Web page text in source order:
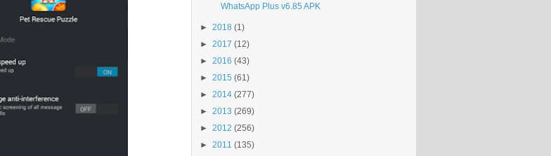
WhatsApp Plus v6.85 APK
► 2018 (1)
► 2017 (12)
► 2016 (43)
► 2015 (61)
► 2014 (277)
► 2013 (269)
► 2012 (256)
► 2011 (135)